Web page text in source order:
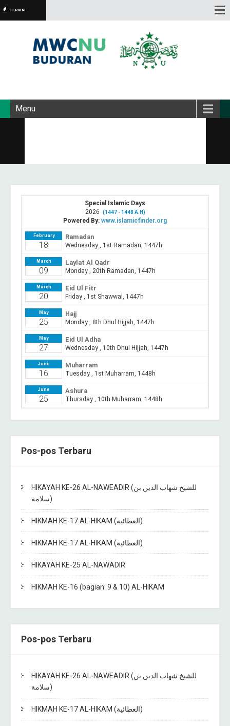
TERKINI
Menu
Pos-pos Terbaru
HIKAYAH KE-26 AL-NAWEADIR (للشيخ شهاب الدين بن
سلامة)
HIKMAH KE-17 AL-HIKAM (العطائية)
HIKMAH KE-17 AL-HIKAM (العطائية)
HIKAYAH KE-25 AL-NAWADIR
HIKMAH KE-16 (bagian: 9 & 10) AL-HIKAM
Pos-pos Terbaru
HIKAYAH KE-26 AL-NAWEADIR (للشيخ شهاب الدين بن
سلامة)
HIKMAH KE-17 AL-HIKAM (العطائية)